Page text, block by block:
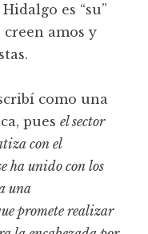
es “su”
amos y
como una
pues el sector
con el
ha unido con los
una
promete realizar